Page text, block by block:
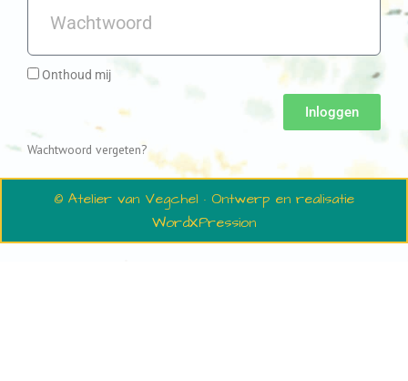
Onthoud mij
Inloggen
Wachtwoord vergeten?
© Atelier van Vegchel · Ontwerp en realisatie
WordXPression